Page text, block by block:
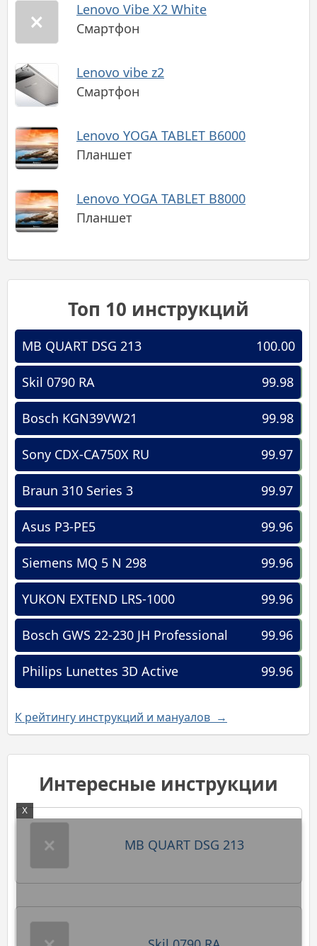
X
Lenovo Vibe X2 White
Смартфон
Lenovo vibe z2
Смартфон
Lenovo YOGA TABLET B6000
Планшет
Lenovo YOGA TABLET B8000
Планшет
Топ 10 инструкций
100.00
MB QUART DSG 213
99.98
Skil 0790 RA
99.98
Bosch KGN39VW21
99.97
Sony CDX-CA750X RU
99.97
Braun 310 Series 3
99.96
Asus P3-PE5
99.96
Siemens MQ 5 N 298
99.96
YUKON EXTEND LRS-1000
99.96
Bosch GWS 22-230 JH Professional
99.96
Philips Lunettes 3D Active
К рейтингу инструкций и мануалов →
Интересные инструкции
MB QUART DSG 213